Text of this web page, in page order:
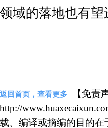
领域的落地也有望
返回首页，查看更多
【免责
http://
载、编译或摘编的目的